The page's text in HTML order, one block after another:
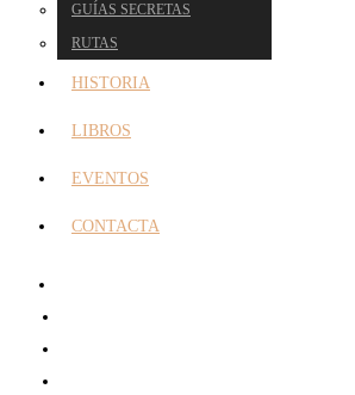
GUÍAS SECRETAS
RUTAS
HISTORIA
LIBROS
EVENTOS
CONTACTA